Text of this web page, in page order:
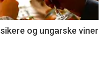
og ungarske viner